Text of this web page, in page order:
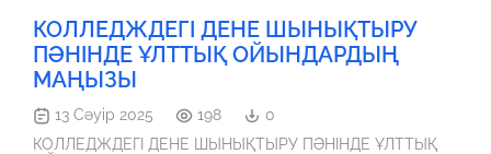
КОЛЛЕДЖДЕГІ ДЕНЕ ШЫНЫҚТЫРУ
ПӘНІНДЕ ҰЛТТЫҚ ОЙЫНДАРДЫҢ
МАҢЫЗЫ
13 Сәуір 2025 198
0
КОЛЛЕДЖДЕГІ ДЕНЕ ШЫНЫҚТЫРУ ПӘНІНДЕ ҰЛТТЫҚ